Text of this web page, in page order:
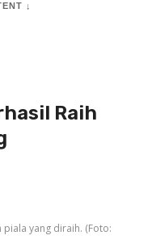
↓
Raih
yang diraih. (Foto: